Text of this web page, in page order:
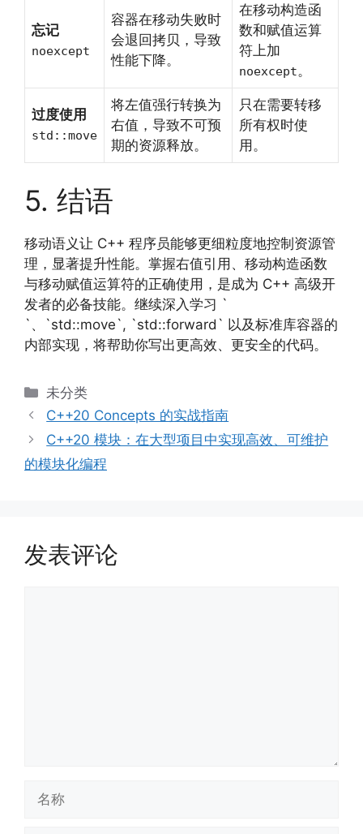
忘记
noexcept
容器在移动失败时
会退回拷贝，导致
性能下降。
在移动构造函
数和赋值运算
符上加
noexcept。
过度使用
std::move
将左值强行转换为
右值，导致不可预
期的资源释放。
只在需要转移
所有权时使
用。
5. 结语
移动语义让 C++ 程序员能够更细粒度地控制资源管
理，显著提升性能。掌握右值引用、移动构造函数
与移动赋值运算符的正确使用，是成为 C++ 高级开
发者的必备技能。继续深入学习 `
`、`std::move`, `std::forward` 以及标准库容器的
内部实现，将帮助你写出更高效、更安全的代码。
分
类
未分类
C++20 Concepts 的实战指南
C++20 模块：在大型项目中实现高效、可维护
的模块化编程
发表评论